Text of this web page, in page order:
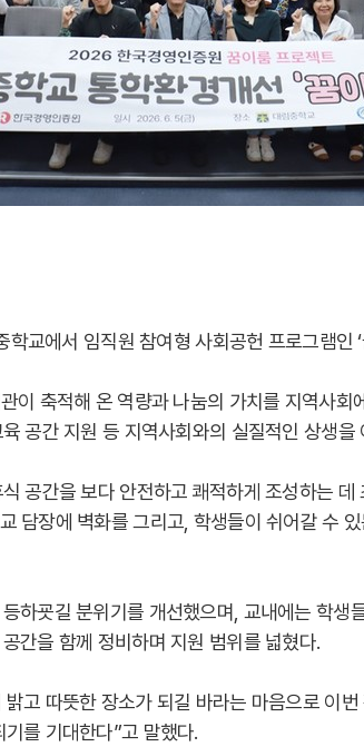
교에서 임직원 참여형 사회공헌 프로그램인
이 축적해 온 역량과 나눔의 가치를 지역사회
공간 지원 등 지역사회와의 실질적인 상생을
공간을 보다 안전하고 쾌적하게 조성하는 데
담장에 벽화를 그리고, 학생들이 쉬어갈 수
하굣길 분위기를 개선했으며, 교내에는 학생
간을 함께 정비하며 지원 범위를 넓혔다.
고 따뜻한 장소가 되길 바라는 마음으로 이번
를 기대한다”고 말했다.